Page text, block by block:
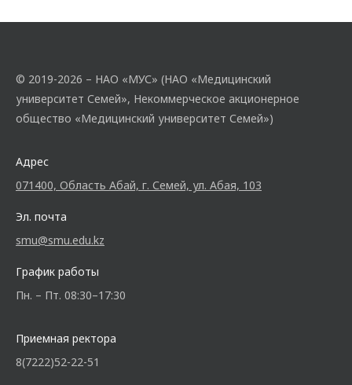
© 2019-2026 – НАО «МУС» (НАО «Медицинский
университет Семей», Некоммерческое акционерное
общество «Медицинский университет Семей»)
Адрес
071400, Область Абай, г. Семей, ул. Абая, 103
Эл. почта
smu@smu.edu.kz
График работы
Пн. – Пт. 08:30–17:30
Приемная ректора
8(7222)52-22-51